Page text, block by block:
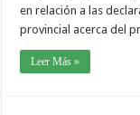
en relación a las
provincial acerca del
Leer Más »